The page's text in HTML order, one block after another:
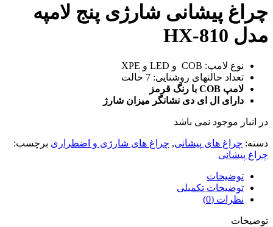
چراغ پیشانی شارژی پنج لامپه
مدل HX-810
نوع لامپ: COB و LED و XPE
تعداد حالتهای روشنایی: 7 حالت
لامپ COB با رنگ قرمز
دارای ال ای دی نشانگر میزان شارژ
در انبار موجود نمی باشد
دسته: چراغ های پیشانی, چراغ های شارژی و اضطراری برچسب:
چراغ پیشانی
توضیحات
توضیحات تکمیلی
نظرات (0)
توضیحات